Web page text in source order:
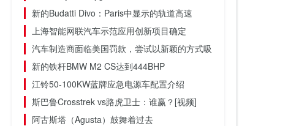
新的Budatti Divo：Paris中显示的轨道高速
上海智能网联汽车示范应用创新项目确定
汽车制造商面临美国罚款，尝试以新颖的方式吸引被召回车辆的所有人
新的铁杆BMW M2 CS达到444BHP
江铃50-100KW蓝牌应急电源车配置介绍
斯巴鲁Crosstrek vs路虎卫士：谁赢？[视频]
阿古斯塔（Agusta）鼓舞着过去